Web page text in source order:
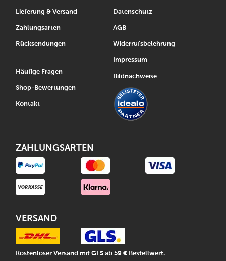
Lieferung & Versand
Zahlungsarten
Rücksendungen
Häufige Fragen
Shop-Bewertungen
Kontakt
Datenschutz
AGB
Widerrufsbelehrung
Impressum
Bildnachweise
ZAHLUNGSARTEN
VERSAND
Kostenloser Versand mit GLS ab 59 € Bestellwert.